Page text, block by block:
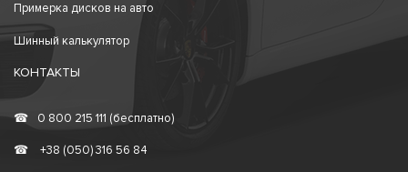
Примерка дисков на авто
Шинный калькулятор
КОНТАКТЫ
☎ 0 800 215 111 (бесплатно)
☎ +38 (050) 316 56 84